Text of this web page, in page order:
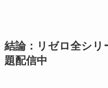
結論：リゼロ全シリ
題配信中